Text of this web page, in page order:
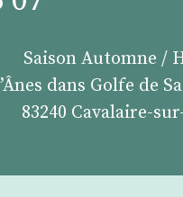
Saison Automne /
dans Golfe de
83240 Cavalaire-